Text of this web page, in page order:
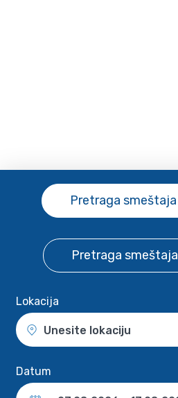
Pretraga smeštaja
Pretraga smeštaja
Lokacija
Unesite lokaciju
Datum